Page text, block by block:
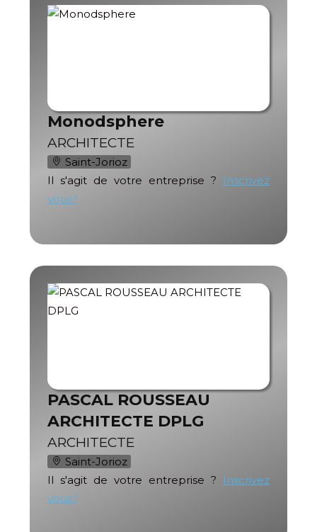
Monodsphere
ARCHITECTE
Saint-Jorioz
Il s'agit de votre entreprise ?
Inscrivez
vous !
PASCAL ROUSSEAU
ARCHITECTE DPLG
ARCHITECTE
Saint-Jorioz
Il s'agit de votre entreprise ?
Inscrivez
vous !